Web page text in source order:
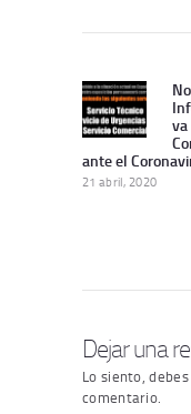
de
entradasva
ante el
21 abril, 2020
Dejar una
Lo siento,
comentario.